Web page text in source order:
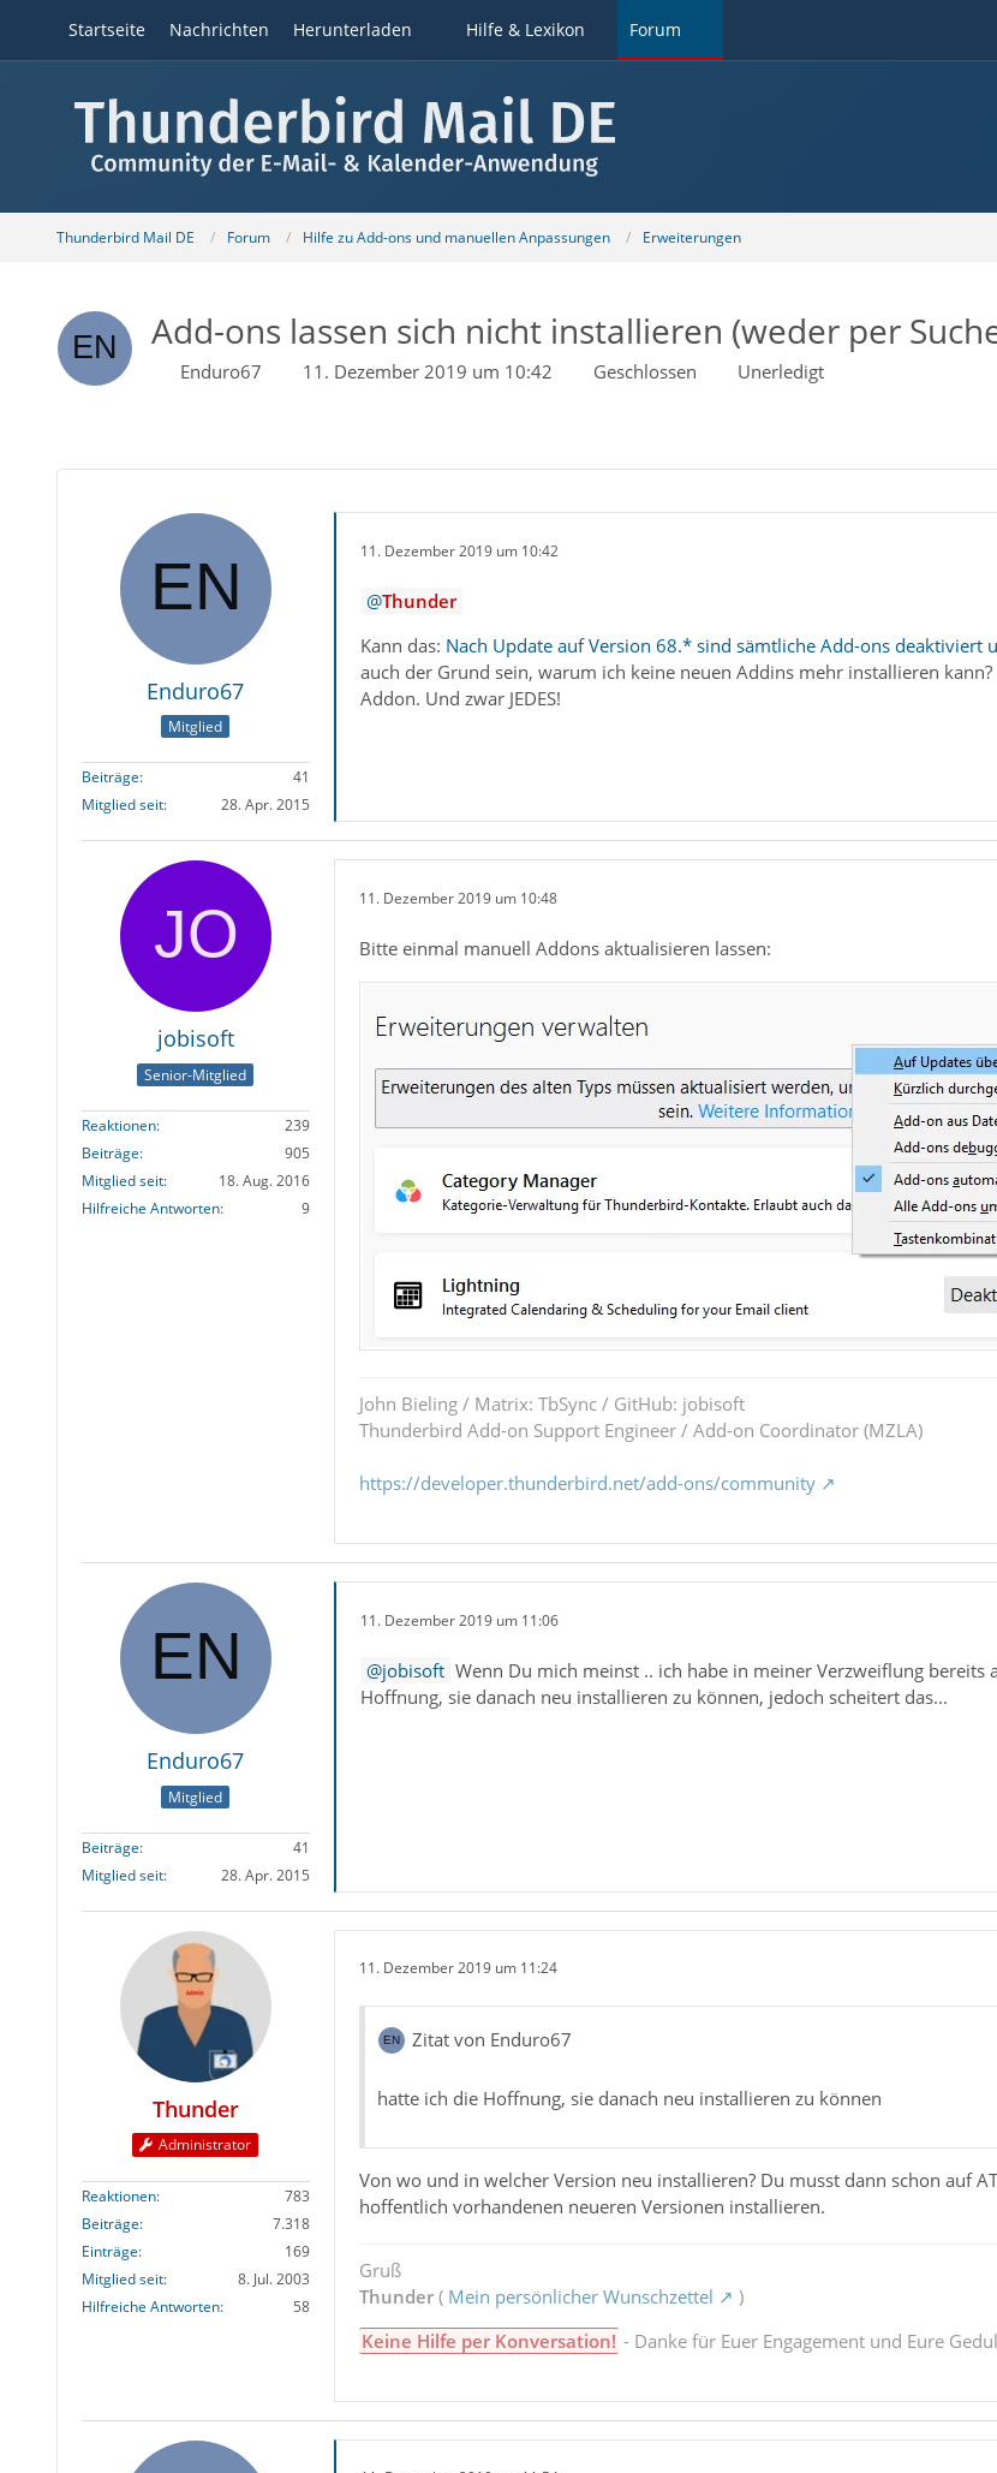
Startseite Nachrichten Herunterladen Hilfe & Lexikon Forum
Thunderbird Mail DE Forum Hilfe zu Add-ons und manuellen Anpassungen Erweiterungen
Add-ons lassen sich nicht installieren (weder per
Enduro67 11. Dezember 2019 um 10:42 Geschlossen Unerledigt
Enduro67
Mitglied
Beiträge
41
Mitglied seit
28. Apr. 2015
11. Dezember 2019 um 10:42
Thunder
Kann das: Nach Update auf Version 68.* sind sämtliche Add-ons deaktiviert
auch der Grund sein, warum ich keine neuen Addins mehr installieren
Addon. Und zwar JEDES!
jobisoft
Senior-Mitglied
Reaktionen
239
Beiträge
905
Mitglied seit
18. Aug. 2016
Hilfreiche Antworten
9
11. Dezember 2019 um 10:48
Bitte einmal manuell Addons aktualisieren lassen:
John Bieling / Matrix: TbSync / GitHub: jobisoft
Thunderbird Add-on Support Engineer / Add-on Coordinator (MZLA)
https://developer.thunderbird.net/add-ons/community
Enduro67
Mitglied
Beiträge
41
Mitglied seit
28. Apr. 2015
11. Dezember 2019 um 11:06
jobisoft Wenn Du mich meinst .. ich habe in meiner Verzweiflung
Hoffnung, sie danach neu installieren zu können, jedoch scheitert das...
Thunder
Administrator
Reaktionen
783
Beiträge
7.318
Einträge
169
Mitglied seit
8. Jul. 2003
Hilfreiche Antworten
58
11. Dezember 2019 um 11:24
Zitat von Enduro67
hatte ich die Hoffnung, sie danach neu installieren zu können
Von wo und in welcher Version neu installieren? Du musst dann schon auf
hoffentlich vorhandenen neueren Versionen installieren.
Gruß
Thunder( Mein persönlicher Wunschzettel
)
Keine Hilfe per Konversation! - Danke für Euer Engagement und Eure